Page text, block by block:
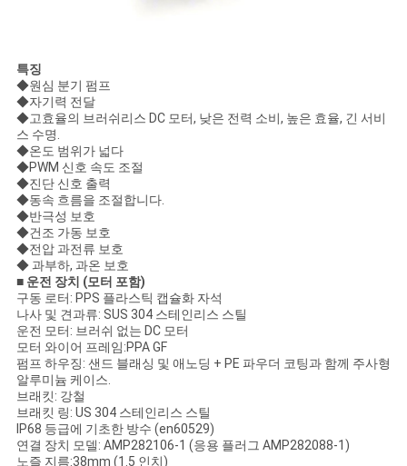
이
트
맵
개
인
정
보
보
호
정
특징
◆원심 분기 펌프
◆자기력 전달
◆고효율의 브러쉬리스 DC 모터, 낮은 전력 소비, 높은 효율, 긴 서비
스 수명.
◆온도 범위가 넓다
◆PWM 신호 속도 조절
◆진단 신호 출력
◆동속 흐름을 조절합니다.
◆반극성 보호
◆건조 가동 보호
◆전압 과전류 보호
◆ 과부하, 과온 보호
■ 운전 장치 (모터 포함)
구동 로터: PPS 플라스틱 캡슐화 자석
나사 및 견과류: SUS 304 스테인리스 스틸
운전 모터: 브러쉬 없는 DC 모터
모터 와이어 프레임:PPA GF
펌프 하우징: 샌드 블래싱 및 애노딩 + PE 파우더 코팅과 함께 주사형
알루미늄 케이스.
브래킷: 강철
브래킷 링: US 304 스테인리스 스틸
IP68 등급에 기초한 방수 (en60529)
연결 장치 모델: AMP282106-1 (응용 플러그 AMP282088-1)
노즐 지름:38mm (1.5 인치)